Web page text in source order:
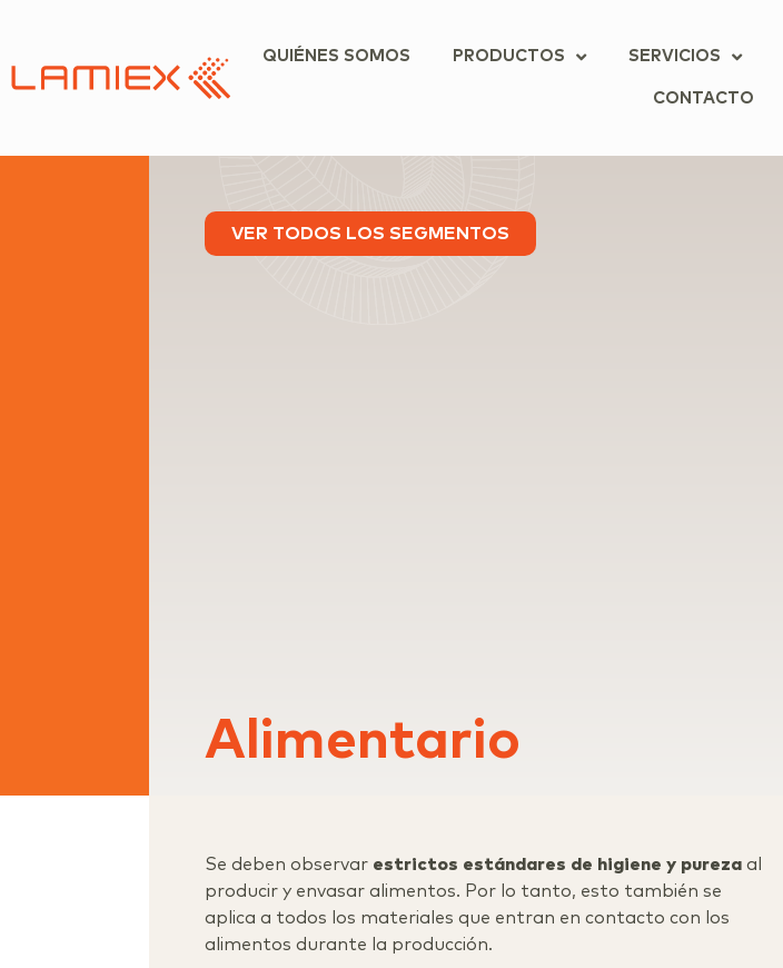
QUIÉNES SOMOS PRODUCTOS SERVICIOS
CONTACTO
VER TODOS LOS SEGMENTOS
Alimentario
Se deben observar estrictos estándares de higiene y pureza al
producir y envasar alimentos. Por lo tanto, esto también se
aplica a todos los materiales que entran en contacto con los
alimentos durante la producción.